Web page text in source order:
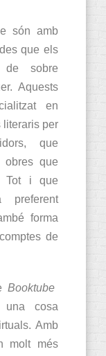
són amb
que els
sobre
Aquests
en
literaris per
que
obres que
Tot i que
preferent
forma
de
Booktube
una cosa
Amb
molt més